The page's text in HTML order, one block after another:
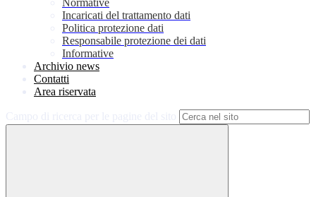
Normative
Incaricati del trattamento dati
Politica protezione dati
Responsabile protezione dei dati
Informative
Archivio news
Contatti
Area riservata